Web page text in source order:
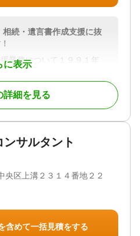
に表示
続・遺言書作成支援に抜
業務について１９９１年
実績があり、いずれも高
バイス及び問題解決方法
た。お気軽にご相談くだ
埼玉県 栃木県 群馬
県 岩手県 青森県 宮
岡県 北海道
産調査 / 相続手続き / 銀行
調査
詳細を見る
サルタント
央区上溝２３１４番地２２
含めて一括見積をする